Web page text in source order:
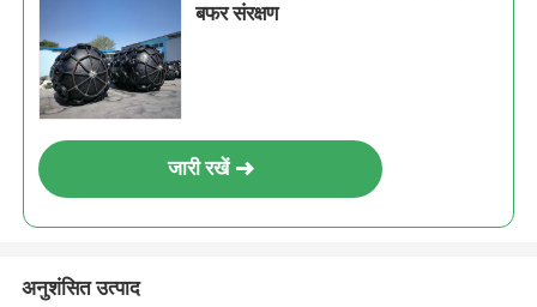
बफर संरक्षण
जारी रखें
अनुशंसित उत्पाद